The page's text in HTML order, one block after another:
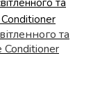
та
Conditioner